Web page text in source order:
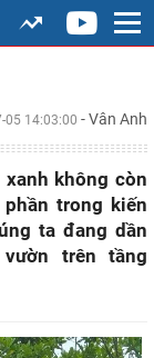
05 14:03:00 - Vân Anh
không còn
trong kiến
ta đang dần
trên tầng